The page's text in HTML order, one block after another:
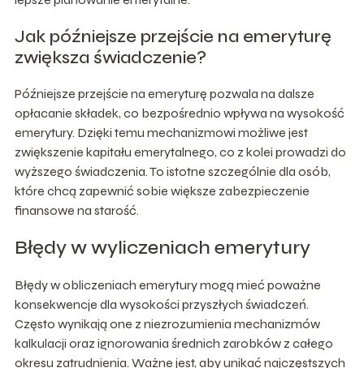
Jak późniejsze przejście na emeryturę
zwiększa świadczenie?
Późniejsze przejście na emeryturę pozwala na dalsze
opłacanie składek, co bezpośrednio wpływa na wysokość
emerytury. Dzięki temu mechanizmowi możliwe jest
zwiększenie kapitału emerytalnego, co z kolei prowadzi do
wyższego świadczenia. To istotne szczególnie dla osób,
które chcą zapewnić sobie większe zabezpieczenie
finansowe na starość.
Błędy w wyliczeniach emerytury
Błędy w obliczeniach emerytury mogą mieć poważne
konsekwencje dla wysokości przyszłych świadczeń.
Często wynikają one z niezrozumienia mechanizmów
kalkulacji oraz ignorowania średnich zarobków z całego
okresu zatrudnienia. Ważne jest, aby unikać najczęstszych